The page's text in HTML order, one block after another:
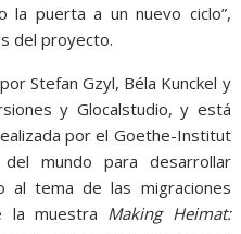
la puerta a un nuevo ciclo”,
del proyecto.
Stefan Gzyl, Béla Kunckel y
y Glocalstudio, y está
por el Goethe-Institut
mundo para desarrollar
al tema de las migraciones
la muestra Making Heimat: